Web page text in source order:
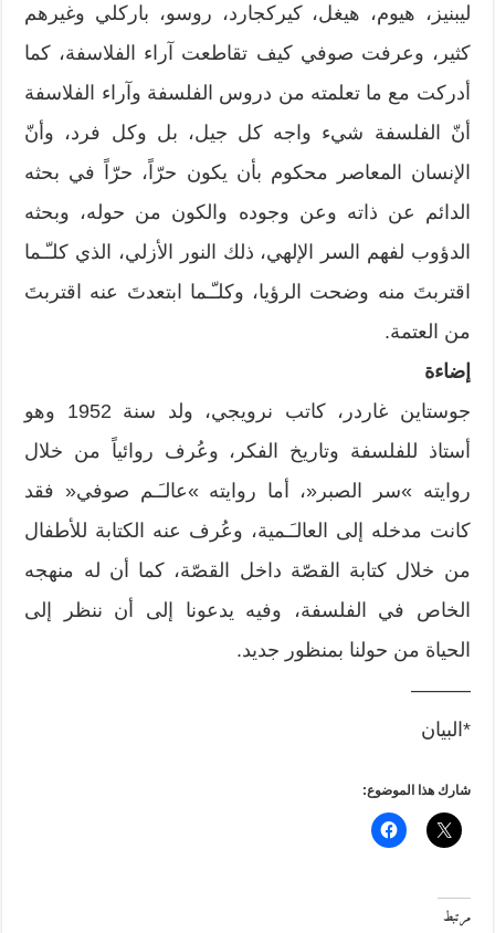
ليبنيز، هيوم، هيغل، كيركجارد، روسو، باركلي وغيرهم
كثير، وعرفت صوفي كيف تقاطعت آراء الفلاسفة، كما
أدركت مع ما تعلمته من دروس الفلسفة وآراء الفلاسفة
أنّ الفلسفة شيء واجه كل جيل، بل وكل فرد، وأنّ
الإنسان المعاصر محكوم بأن يكون حرّاً، حرّاً في بحثه
الدائم عن ذاته وعن وجوده والكون من حوله، وبحثه
الدؤوب لفهم السر الإلهي، ذلك النور الأزلي، الذي كلـّـما
اقتربتَ منه وضحت الرؤيا، وكلـّـما ابتعدتَ عنه اقتربتَ
من العتمة.
إضاءة
جوستاين غاردر، كاتب نرويجي، ولد سنة 1952 وهو
أستاذ للفلسفة وتاريخ الفكر، وعُرف روائياً من خلال
روايته »سر الصبر«، أما روايته »عالـَـم صوفي« فقد
كانت مدخله إلى العالـَـمية، وعُرف عنه الكتابة للأطفال
من خلال كتابة القصّة داخل القصّة، كما أن له منهجه
الخاص في الفلسفة، وفيه يدعونا إلى أن ننظر إلى
الحياة من حولنا بمنظور جديد.
———
*البيان
شارك هذا الموضوع:
مرتبط